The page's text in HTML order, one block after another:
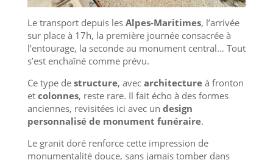
Le transport depuis les Alpes-Maritimes, l’arrivée
sur place à 17h, la première journée consacrée à
l’entourage, la seconde au monument central… Tout
s’est enchaîné comme prévu.
Ce type de structure, avec architectureà fronton
et colonnes, reste rare. Il fait écho à des formes
anciennes, revisitées ici avec un design
personnalisé de monument funéraire.
Le granit doré renforce cette impression de
monumentalité douce, sans jamais tomber dans